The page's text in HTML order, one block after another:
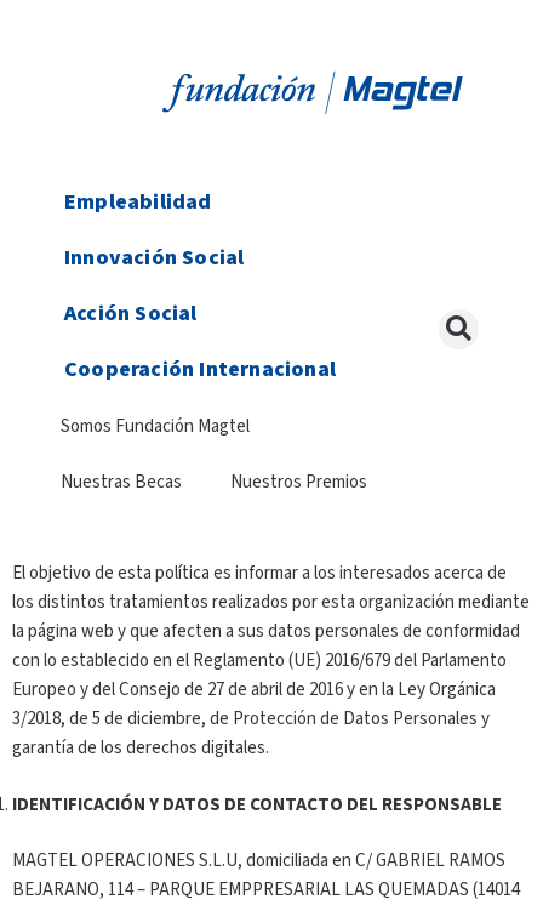
Empleabilidad
Innovación Social
Acción Social
Cooperación Internacional
Somos Fundación Magtel
Nuestras Becas Nuestros Premios
El objetivo de esta política es informar a los interesados acerca de
los distintos tratamientos realizados por esta organización mediante
la página web y que afecten a sus datos personales de conformidad
con lo establecido en el Reglamento (UE) 2016/679 del Parlamento
Europeo y del Consejo de 27 de abril de 2016 y en la Ley Orgánica
3/2018, de 5 de diciembre, de Protección de Datos Personales y
garantía de los derechos digitales.
IDENTIFICACIÓN Y DATOS DE CONTACTO DEL RESPONSABLE
MAGTEL OPERACIONES S.L.U, domiciliada en C/ GABRIEL RAMOS
BEJARANO, 114 – PARQUE EMPPRESARIAL LAS QUEMADAS (14014